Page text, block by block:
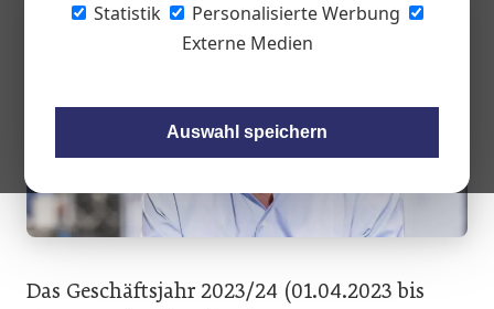
Statistik
Personalisierte Werbung
Externe Medien
Auswahl speichern
Das Geschäftsjahr 2023/24 (01.04.2023 bis